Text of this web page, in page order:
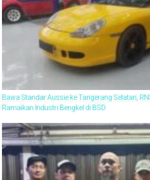
Bawa Standar Aussie ke Tangerang Selatan,
Ramaikan Industri Bengkel di BSD